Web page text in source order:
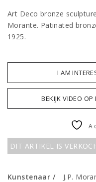
Art Deco bronze
Morante. Patinated
1925.
I AM
DIT ARTIKEL IS
BEKIJK VIDEO OP
Kunstenaar /
J.P.